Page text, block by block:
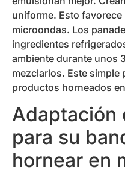
uniforme. Esto
microondas. Los
ingredientes
ambiente durante unos
mezclarlos. Este simple
productos horneados
Adaptación
para su
hornear en